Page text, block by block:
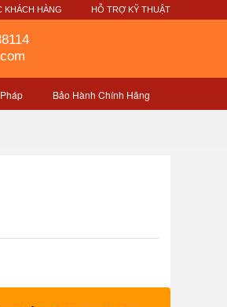
KHÁCH HÀNG HỖ TRỢ KỸ THUẬT
Bảo Hành Chính Hãng